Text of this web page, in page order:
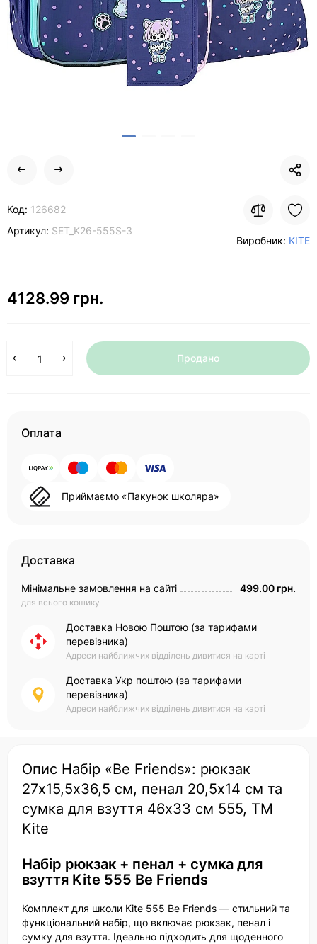
Код: 126682
Артикул: SET_K26-555S-3
Виробник: KITE
4128.99 грн.
Продано
Оплата
Приймаємо «Пакунок школяра»
Доставка
Мінімальне замовлення на сайті
для всього кошику
499.00 грн.
Доставка Новою Поштою (за тарифами
перевізника)
Адреси найближчих відділень дивитися на карті
Доставка Укр поштою (за тарифами
перевізника)
Адреси найближчих відділень дивитися на карті
Опис Набір «Be Friends»: рюкзак
27х15,5х36,5 см, пенал 20,5х14 см та
сумка для взуття 46х33 см 555, ТМ
Kite
Набір рюкзак + пенал + сумка для
взуття Kite 555 Be Friends
Комплект для школи Kite 555 Be Friends — стильний та
функціональний набір, що включає рюкзак, пенал і
сумку для взуття. Ідеально підходить для щоденного